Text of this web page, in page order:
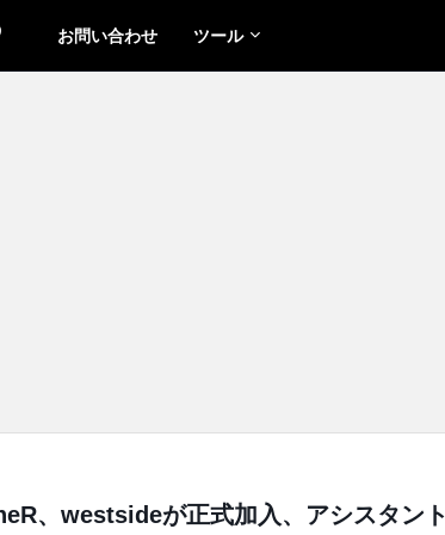
お問い合わせ ツール
、westsideが正式加入、アシスタント